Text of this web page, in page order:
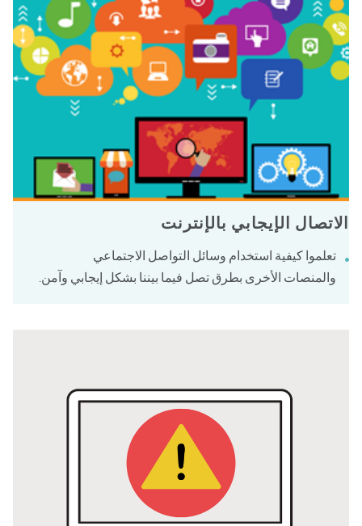
الإيجابي بالإنترنت
تعلموا كيفية استخدام وسائل التواصل الاجتماعي
والمنصات الأخرى بطرق تصل فيما بيننا بشكل إيجابي وآمن.